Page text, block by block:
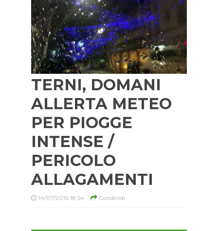
TERNI, DOMANI
ALLERTA METEO
PER PIOGGE
INTENSE /
PERICOLO
ALLAGAMENTI
14/07/2016 18:54 Condividi